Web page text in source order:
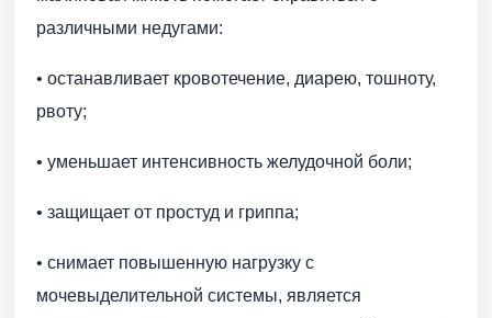
различными недугами:
• останавливает кровотечение, диарею, тошноту,
рвоту;
• уменьшает интенсивность желудочной боли;
• защищает от простуд и гриппа;
• снимает повышенную нагрузку с
мочевыделительной системы, является